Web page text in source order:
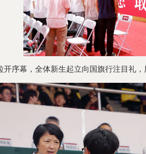
幕，全体新生起立向国旗行注目礼，